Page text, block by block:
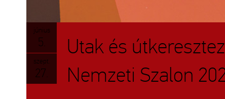
június
5.
szept.
27.
Utak és
Nemzeti Szalon